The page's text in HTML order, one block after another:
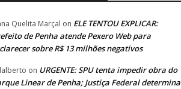
Quelita Marçal on ELE TENTOU EXPLICAR:
de Penha atende Pexero Web para
sobre R$ 13 milhões negativos
on URGENTE: SPU tenta impedir obra do
Linear de Penha; Justiça Federal determina